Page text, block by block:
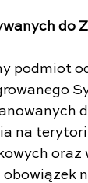
do
podmiot
na
oraz